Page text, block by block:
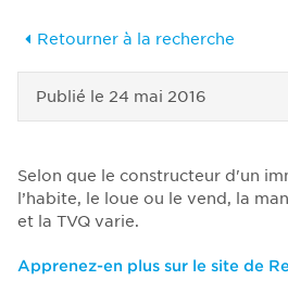
Retourner à la recherche
Publié le 24 mai 2016
Selon que le constructeur d'un
l’habite, le loue ou le vend, la
et la TVQ varie.
Apprenez-en plus sur le site de